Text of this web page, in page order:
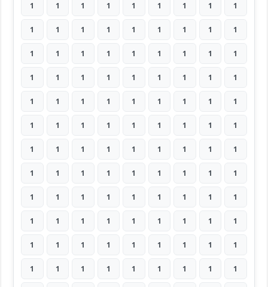
1 1 1 1 1 1 1 1 1
1 1 1 1 1 1 1 1 1
1 1 1 1 1 1 1 1 1
1 1 1 1 1 1 1 1 1
1 1 1 1 1 1 1 1 1
1 1 1 1 1 1 1 1 1
1 1 1 1 1 1 1 1 1
1 1 1 1 1 1 1 1 1
1 1 1 1 1 1 1 1 1
1 1 1 1 1 1 1 1 1
1 1 1 1 1 1 1 1 1
1 1 1 1 1 1 1 1 1